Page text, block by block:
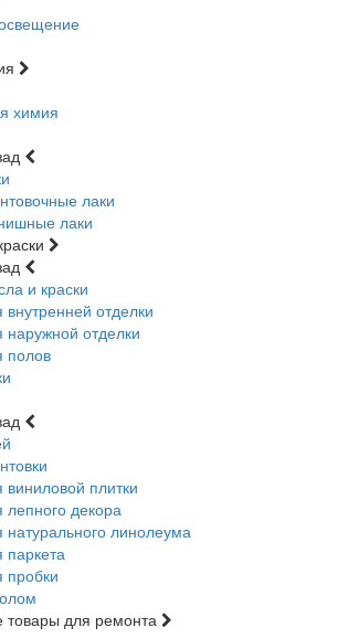
химия
лаки
лаки
и краски
внутренней отделки
наружной отделки
полов
виниловой плитки
лепного декора
натурального линолеума
паркета
пробки
товары для ремонта